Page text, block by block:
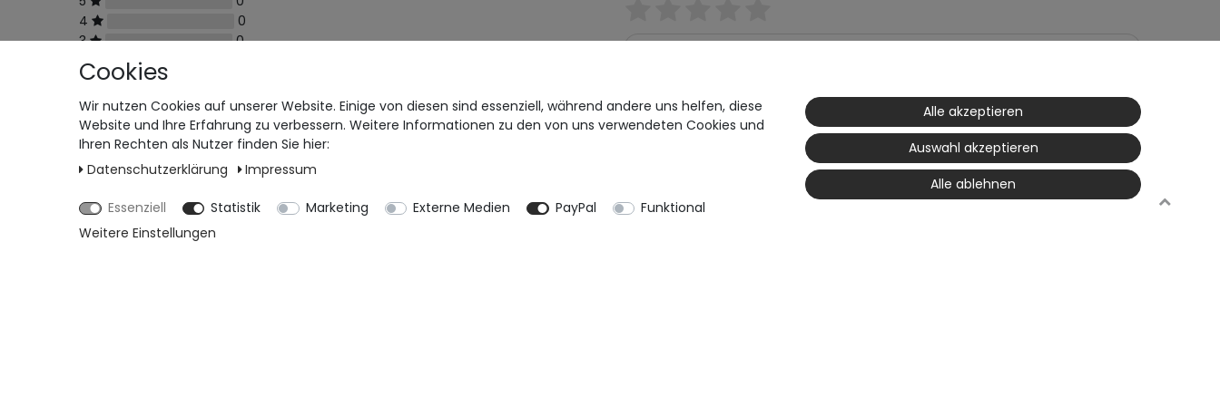
4
0
3
0
2
1
Rezension senden
Cookies
Wir nutzen Cookies auf unserer Website. Einige von diesen sind essenziell, während andere uns helfen, diese
Website und Ihre Erfahrung zu verbessern. Weitere Informationen zu den von uns verwendeten Cookies und
Ihren Rechten als Nutzer finden Sie hier:
Daten­schutz­erklärung
Impressum
Essenziell Statistik Marketing Externe Medien PayPal
Funktional
Weitere Einstellungen
Alle akzeptieren
Auswahl akzeptieren
Alle ablehnen